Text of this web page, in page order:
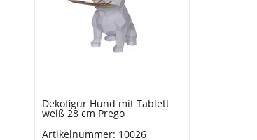
Dekofigur Hund mit Tablett
weiß 28 cm Prego
Artikelnummer: 10026